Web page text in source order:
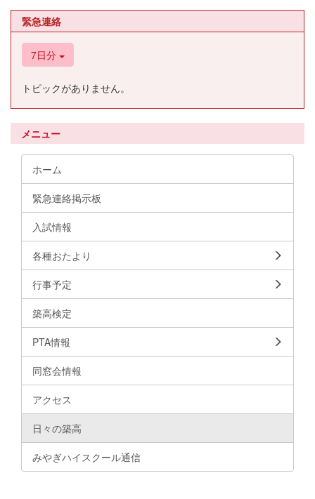
緊急連絡
7日分
トピックがありません。
メニュー
ホーム
緊急連絡掲示板
入試情報
各種おたより
行事予定
築高検定
PTA情報
同窓会情報
アクセス
日々の築高
みやぎハイスクール通信